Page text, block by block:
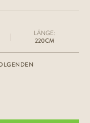
LÄNGE:
220CM